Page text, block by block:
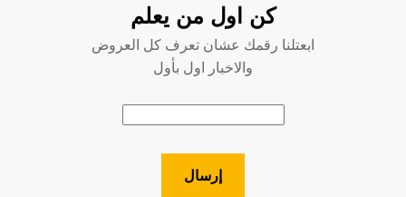
كن اول من يعلم
ابعتلنا رقمك عشان تعرف كل العروض
والاخبار اول بأول